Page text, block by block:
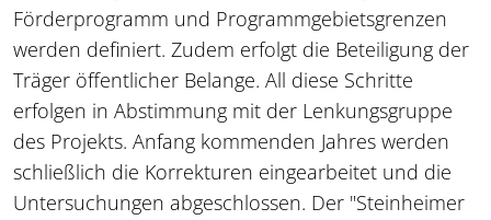
Förderprogramm und Programmgebietsgrenzen
werden definiert. Zudem erfolgt die Beteiligung der
Träger öffentlicher Belange. All diese Schritte
erfolgen in Abstimmung mit der Lenkungsgruppe
des Projekts. Anfang kommenden Jahres werden
schließlich die Korrekturen eingearbeitet und die
Untersuchungen abgeschlossen. Der "Steinheimer